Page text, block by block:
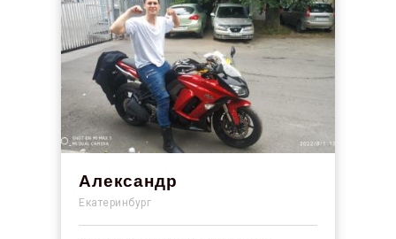
Александр
Екатеринбург